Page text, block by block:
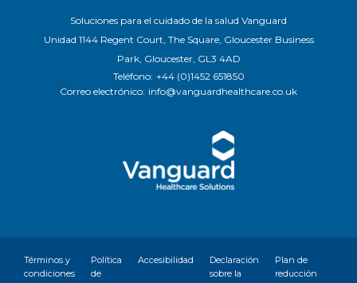
Soluciones para el cuidado de la salud Vanguard
Unidad 1144 Regent Court, The Square, Gloucester Business
Park, Gloucester, GL3 4AD
Teléfono: +44 (0)1452 651850
Correo electrónico: info@vanguardhealthcare.co.uk
Términos y
condiciones
Política
de
Accesibilidad
Declaración
sobre la
Plan de
reducción